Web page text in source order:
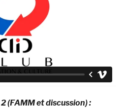
(FAMM et discussion) :